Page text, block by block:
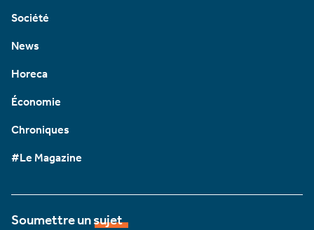
Société
News
Horeca
Économie
Chroniques
#Le Magazine
Soumettre un sujet